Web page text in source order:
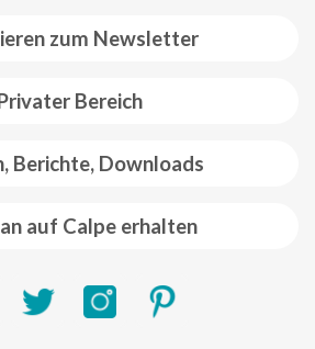
zum Newsletter
Bereich
Berichte, Downloads
auf Calpe erhalten